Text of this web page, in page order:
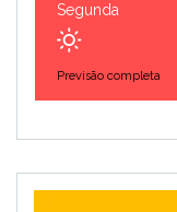
Segunda
Previsão completa